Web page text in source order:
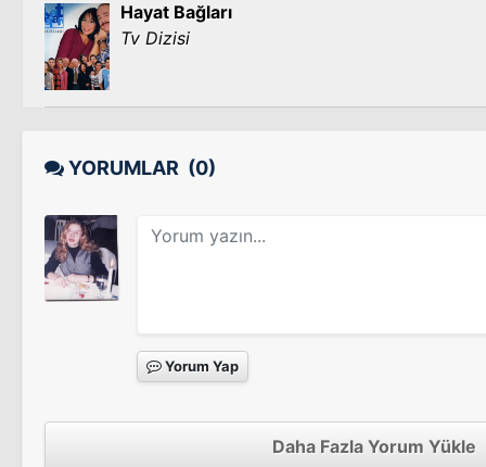
Hayat Bağları
Tv Dizisi
YORUMLAR (0)
Yorum Yap
Daha Fazla Yorum Yükle